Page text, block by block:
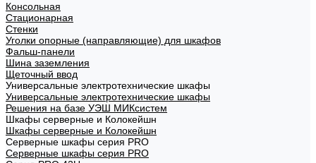
Консольная
Стационарная
Стенки
Уголки опорные (направляющие) для шкафов
Фальш-панели
Шина заземления
Щеточный ввод
Универсальные электротехнические шкафы
Универсальные электротехнические шкафы
Решения на базе УЭШ МИКсистем
Шкафы серверные и Колокейшн
Шкафы серверные и Колокейшн
Серверные шкафы серия PRO
Серверные шкафы серия PRO